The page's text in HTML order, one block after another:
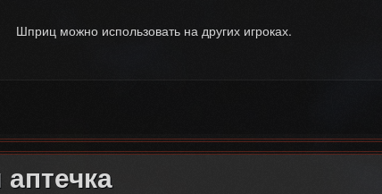
Шприц можно использовать на других игроках.
ШПРИЦ